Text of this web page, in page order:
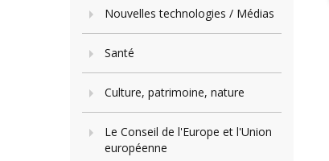
Nouvelles technologies / Médias
Santé
Culture, patrimoine, nature
Le Conseil de l'Europe et l'Union
européenne